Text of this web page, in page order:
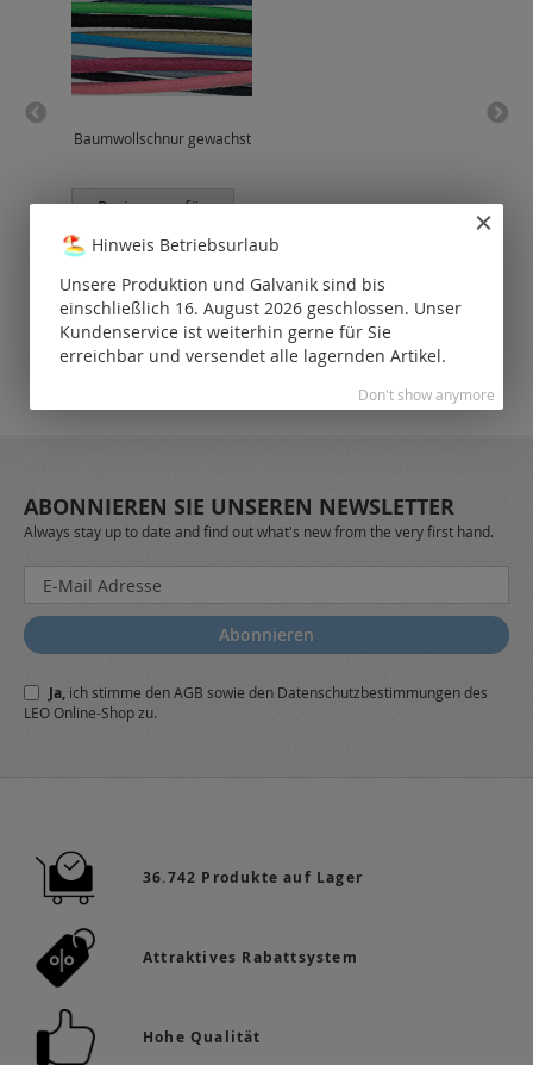
Baumwollschnur gewachst
Preise nur für
Kunden
ABONNIEREN SIE UNSEREN NEWSLETTER
Always stay up to date and find out what's new from the very first hand.
Melden
Sie
sich
für
Newsletter
a:
Abonnieren
Ja, ich stimme denAGB sowie den Datenschutzbestimmungendes
LEO Online-Shop zu.
36.742 Produkte auf Lager
Attraktives Rabattsystem
Hohe Qualität
Hinweis Betriebsurlaub
Unsere Produktion und Galvanik sind bis
einschließlich 16. August 2026 geschlossen. Unser
Kundenservice ist weiterhin gerne für Sie
erreichbar und versendet alle lagernden Artikel.
Don't show anymore